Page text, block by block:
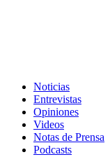
Noticias
Entrevistas
Opiniones
Videos
Notas de Prensa
Podcasts